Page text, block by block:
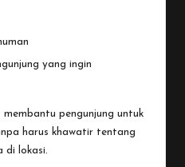
yang ingin
pengunjung untuk
harus khawatir tentang
di lokasi.